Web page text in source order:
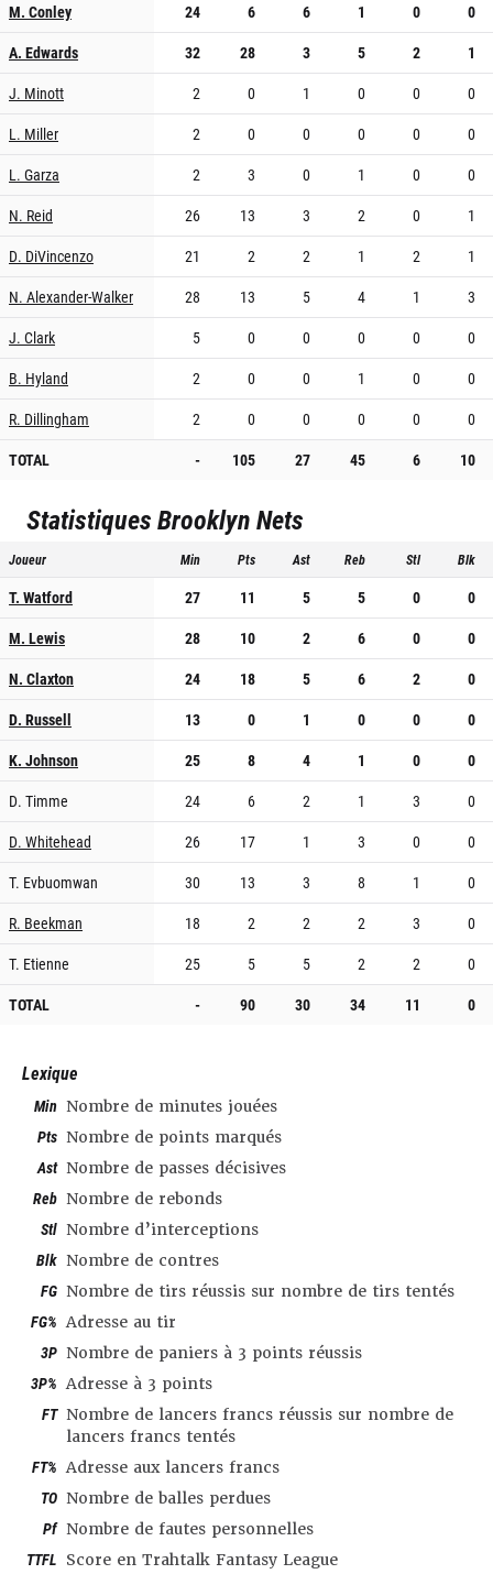
M. Conley
24 6 6 1 0
0
A. Edwards
32 28 3 5 2
1
J. Minott
2 0 1 0 0
0
L. Miller
2 0 0 0 0
0
L. Garza
2 3 0 1 0
0
N. Reid
26 13 3 2 0
1
D. DiVincenzo
21 2 2 1 2
1
N. Alexander-Walker
28 13 5 4 1
3
J. Clark
5 0 0 0 0
0
B. Hyland
2 0 0 1 0
0
R. Dillingham
2 0 0 0 0
0
TOTAL
- 105 27 45 6 10
StatistiquesBrooklyn Nets
Joueur Min Pts Ast Reb Stl Blk
T. Watford 27 11 5 5 0
0
M. Lewis
28 10 2 6 0
0
N. Claxton
24 18 5 6 2
0
D. Russell
13 0 1 0 0
0
K. Johnson
25 8 4 1 0
0
D. Timme
24 6 2 1 3
0
D. Whitehead
26 17 1 3 0
0
T. Evbuomwan
30 13 3 8 1
0
R. Beekman
18 2 2 2 3
0
T. Etienne
25 5 5 2 2
0
TOTAL
- 90 30 34 11 0
Lexique
Min Nombre de minutes jouées
Pts Nombre de points marqués
Ast Nombre de passes décisives
Reb Nombre de rebonds
Stl Nombre d’interceptions
Blk Nombre de contres
FG Nombre de tirs réussis sur nombre de tirs tentés
FG% Adresse au tir
3P Nombre de paniers à 3 points réussis
3P% Adresse à 3 points
FT Nombre de lancers francs réussis sur nombre de
lancers francs tentés
FT% Adresse aux lancers francs
TO Nombre de balles perdues
Pf Nombre de fautes personnelles
TTFL Score en Trahtalk Fantasy League